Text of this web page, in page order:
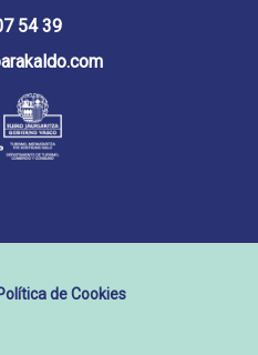
54 39
de Cookies